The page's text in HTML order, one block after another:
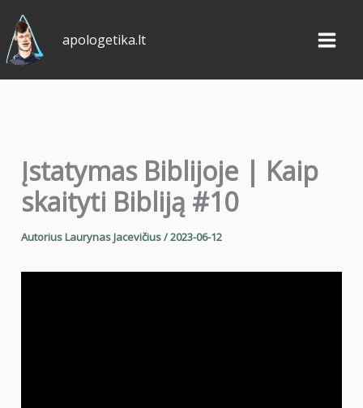
Pereiti
prie
turinio
apologetika.lt
Įstatymas Biblijoje | Kaip
skaityti Bibliją #10
AutoriusLaurynas Jacevičius/2023-06-12